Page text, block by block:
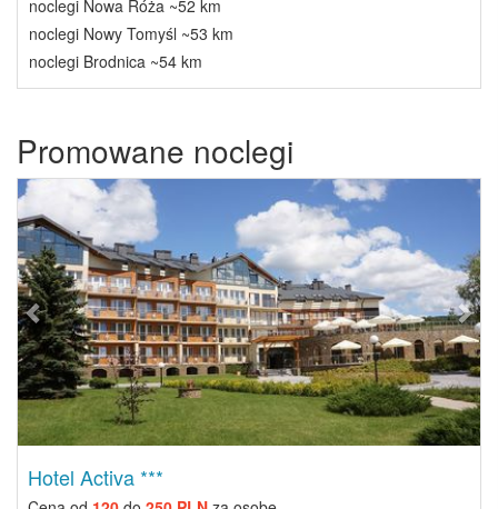
noclegi Nowa Róża ~52 km
noclegi Nowy Tomyśl ~53 km
noclegi Brodnica ~54 km
Promowane noclegi
Previous Next
Hotel Activa ***